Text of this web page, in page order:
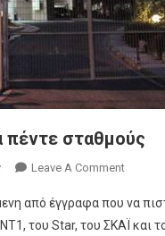
πέντε σταθμούς
Leave A CommentOn
3,5
Εκατ.
από έγγραφα που να
του Star, του ΣΚΑΪ και